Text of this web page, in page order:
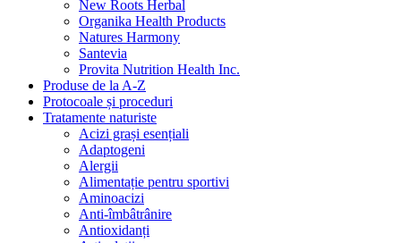
New Roots Herbal
Organika Health Products
Natures Harmony
Santevia
Provita Nutrition Health Inc.
Produse de la A-Z
Protocoale și proceduri
Tratamente naturiste
Acizi grași esențiali
Adaptogeni
Alergii
Alimentație pentru sportivi
Aminoacizi
Anti-îmbâtrânire
Antioxidanți